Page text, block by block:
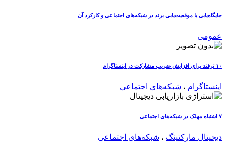
جایگاه‌یابی یا موقعیت‌یابی برند در شبکه‌های اجتماعی و کارکرد آن
عمومی
۱۰ ترفند برای افزایش ضریب مشارکت در اینستاگرام
اینستاگرام ، شبکه‌های اجتماعی
۷ اشتباه مهلک در شبکه‌های اجتماعی
دیجیتال مارکتینگ ، شبکه‌های اجتماعی